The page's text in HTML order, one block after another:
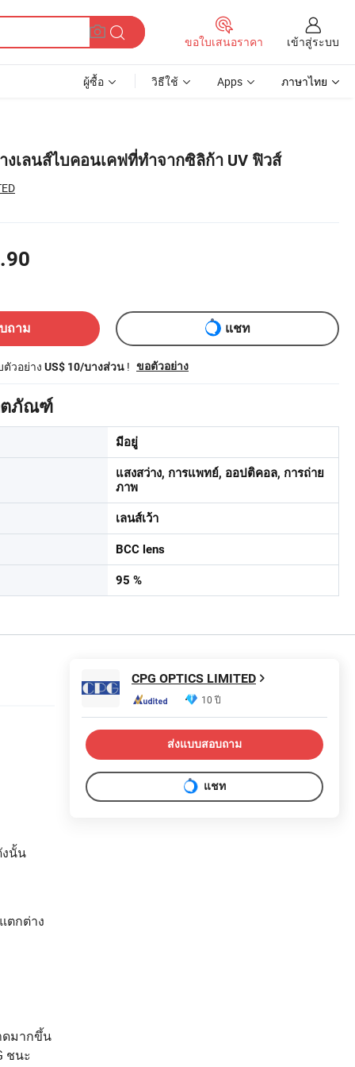
ขอใบเสนอราคา เข้าสู่ระบบ
ผู้ซื้อ วิธีใช้ Apps ภาษาไทย
งเลนส์ไบคอนเคฟที่ทำจากซิลิก้า UV ฟิวส์
ถาม
แชท
วอย่าง US$ 10/บางส่วน ! ขอตัวอย่าง
ตภัณฑ์
มีอยู่
แสงสว่าง, การแพทย์, ออปติคอล, การถ่าย
ภาพ
เลนส์เว้า
BCC lens
95 %
งนั้น
ตกต่าง
ดมากขึ้น
ชนะ
CPG OPTICS LIMITED
10 ปี
ส่งแบบสอบถาม
แชท